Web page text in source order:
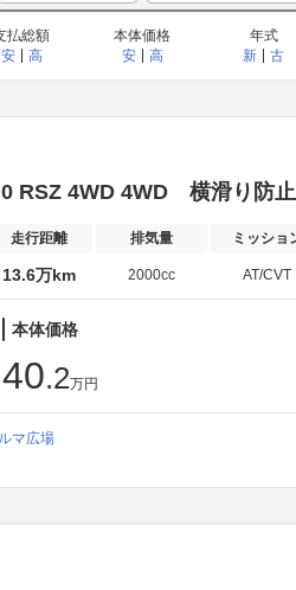
払総額
安
高
本体価格
安
高
年式
新
古
RSZ 4WD 4WD 横滑り防
走行距離 排気量 ミッショ
13.6万km 2000cc AT/CVT
本体価格
40.2万円
マ広場